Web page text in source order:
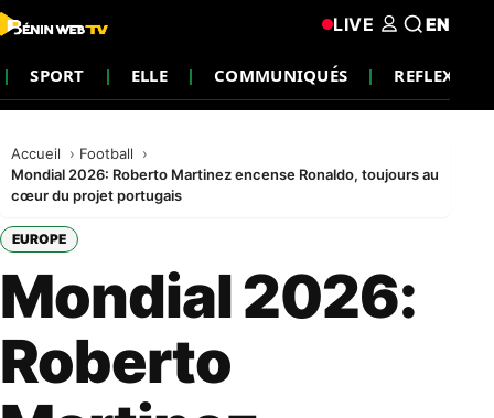
SPORT ELLE COMMUNIQUÉS REFLEXION
LIVE EN
Accueil
Football
Mondial 2026: Roberto Martinez encense Ronaldo, toujours au
cœur du projet portugais
EUROPE
Mondial 2026:
Roberto